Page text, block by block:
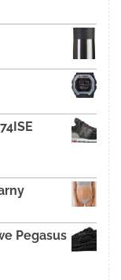
Pegasus